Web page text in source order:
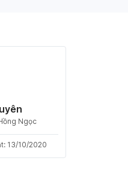
Ngọc
13/10/2020